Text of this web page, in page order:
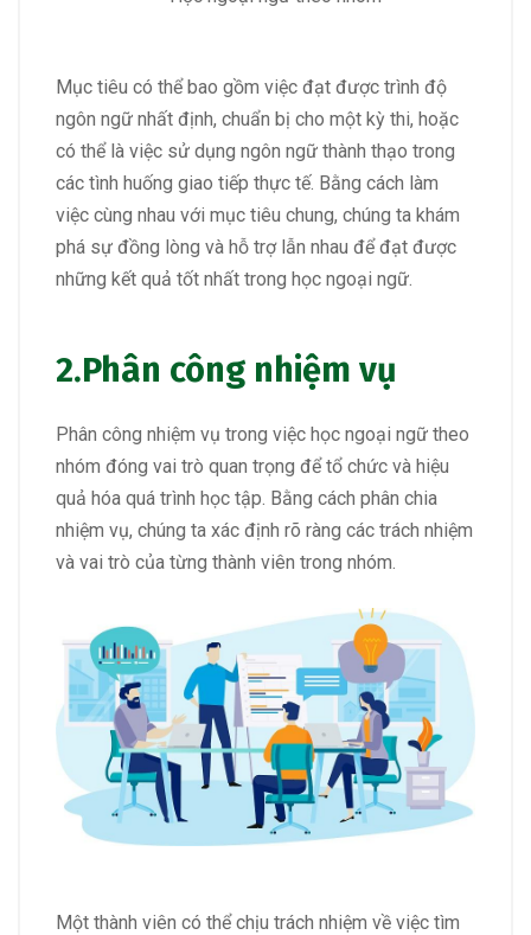
Mục tiêu có thể bao gồm việc đạt được trình độ
ngôn ngữ nhất định, chuẩn bị cho một kỳ thi, hoặc
có thể là việc sử dụng ngôn ngữ thành thạo trong
các tình huống giao tiếp thực tế. Bằng cách làm
việc cùng nhau với mục tiêu chung, chúng ta khám
phá sự đồng lòng và hỗ trợ lẫn nhau để đạt được
những kết quả tốt nhất trong học ngoại ngữ.
2.Phân công nhiệm vụ
Phân công nhiệm vụ trong việc học ngoại ngữ theo
nhóm đóng vai trò quan trọng để tổ chức và hiệu
quả hóa quá trình học tập. Bằng cách phân chia
nhiệm vụ, chúng ta xác định rõ ràng các trách nhiệm
và vai trò của từng thành viên trong nhóm.
Một thành viên có thể chịu trách nhiệm về việc tìm